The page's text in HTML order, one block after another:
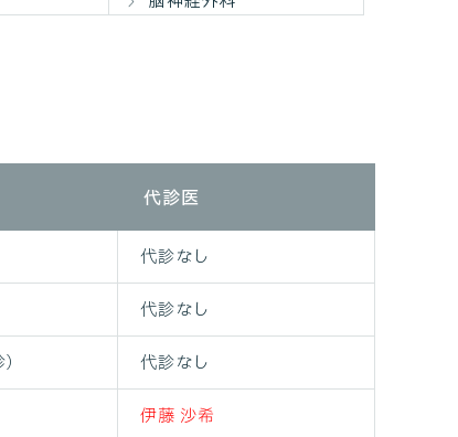
代診医
代診なし
代診なし
代診なし
伊藤 沙希